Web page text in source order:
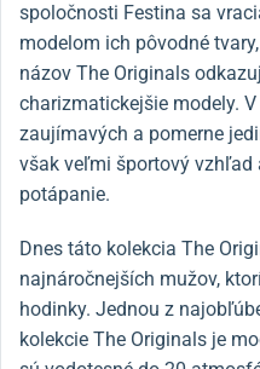
spoločnosti Festina sa
modelom ich pôvodné
názov The Originals
charizmatickejšie modely.
zaujímavých a pomerne
však veľmi športový vzhľad
potápanie.
Dnes táto kolekcia The
najnáročnejších mužov,
hodinky. Jednou z
kolekcie The Originals je